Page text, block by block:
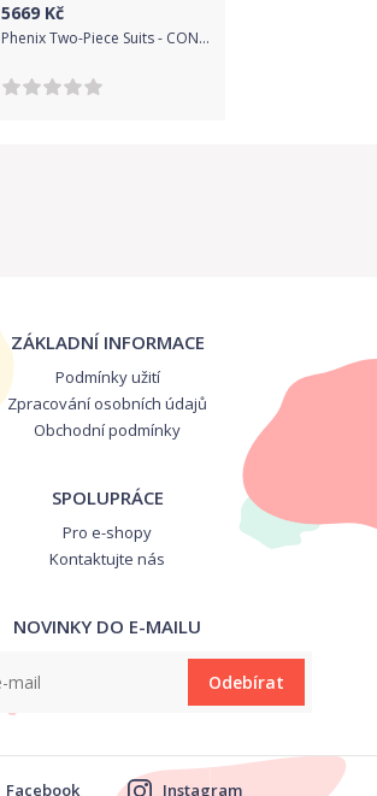
5669Kč
Phenix Two-Piece Suits - CONV 2-6
ZÁKLADNÍ INFORMACE
Podmínky užití
Zpracování osobních údajů
Obchodní podmínky
SPOLUPRÁCE
Pro e-shopy
Kontaktujte nás
NOVINKY DO E-MAILU
Odebírat
Facebook Instagram